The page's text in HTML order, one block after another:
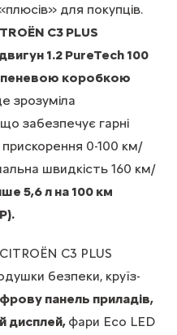
для покупців.
C3 PLUS
1.2 PureTech 100
коробкою
зрозуміла
забезпечує гарні
прискорення 0-100 км/
швидкість 160 км/
5,6 л на 100 км
C3 PLUS
безпеки, круїз-
панель приладів,
дисплей, фари Eco LED